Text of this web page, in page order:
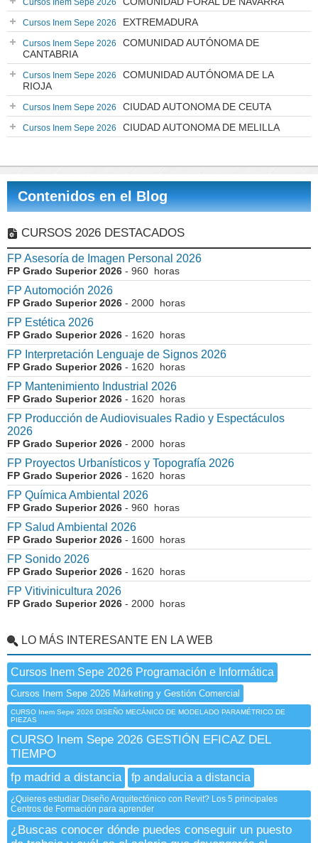
Cursos Inem Sepe 2026
Cursos Inem Sepe 2026 EXTREMADURA
Cursos Inem Sepe 2026
COMUNIDAD AUTÓNOMA DE
CANTABRIA
Cursos Inem Sepe 2026
COMUNIDAD AUTÓNOMA DE LA
RIOJA
Cursos Inem Sepe 2026 CIUDAD AUTONOMA DE CEUTA
Cursos Inem Sepe 2026 CIUDAD AUTONOMA DE MELILLA
Contenidos en el Blog
CURSOS 2026 DESTACADOS
FP Asesoría de Imagen Personal 2026
FP Grado Superior 2026 - 960 horas
FP Automoción 2026
FP Grado Superior 2026 - 2000 horas
FP Estética 2026
FP Grado Superior 2026 - 1620 horas
FP Interpretación Lenguaje de Signos 2026
FP Grado Superior 2026 - 1620 horas
FP Mantenimiento Industrial 2026
FP Grado Superior 2026 - 1620 horas
FP Producción de Audiovisuales Radio y Espectáculos
2026
FP Grado Superior 2026 - 2000 horas
FP Proyectos Urbanísticos y Topografía 2026
FP Grado Superior 2026 - 1620 horas
FP Química Ambiental 2026
FP Grado Superior 2026 - 960 horas
FP Salud Ambiental 2026
FP Grado Superior 2026 - 1600 horas
FP Sonido 2026
FP Grado Superior 2026 - 1620 horas
FP Vitivinicultura 2026
FP Grado Superior 2026 - 2000 horas
LO MÁS INTERESANTE EN LA WEB
Cursos Inem Sepe 2026 Programación e Informática
Cursos Inem Sepe 2026 Márketing y Gestión Comercial
CURSO Inem Sepe 2026 DISEÑO MECÁNICO DE MODELADO PARAMÉTRICO DE
PIEZAS
CURSO Inem Sepe 2026 GESTIÓN EFICAZ DEL
TIEMPO
fp madrid a distancia
fp andalucia a distancia
¿Quieres estudiar Diseño Arquitectónico con Revit? Los 5 principales
Centros de Formación para aprender
¿Buscas conocer dónde puedes conseguir un puesto